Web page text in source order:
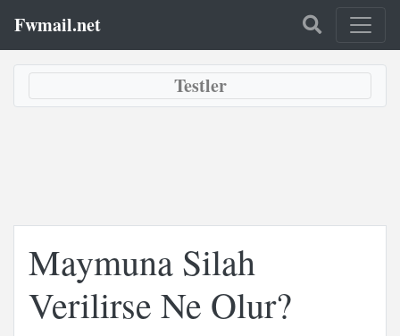
Fwmail.net
Testler
Maymuna Silah
Verilirse Ne Olur?